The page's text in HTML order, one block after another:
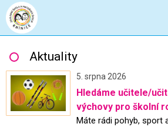
Aktuality
5. srpna 2026
Hledáme učitele/
výchovy pro školní
Máte rádi pohyb, sport